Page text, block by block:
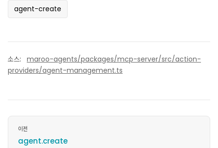
agent-create
소스: maroo-agents/packages/mcp-server/src/action-
providers/agent-management.ts
이전
agent.create